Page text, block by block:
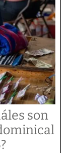
son